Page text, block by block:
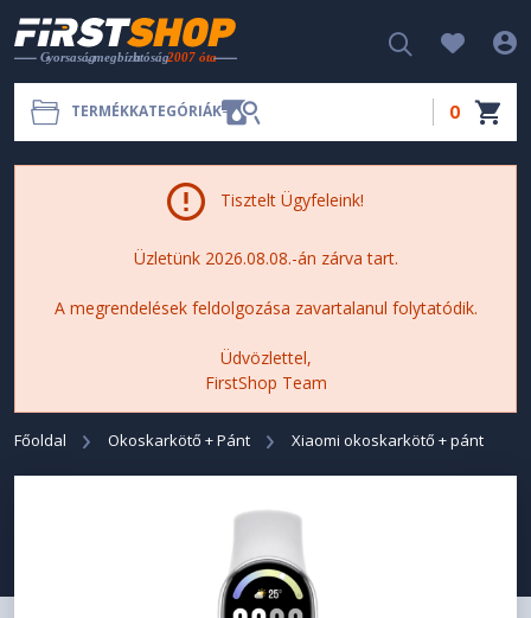
TERMÉKKATEGÓRIÁK 0
Tisztelt Ügyfeleink!
Üzletünk 2026.08.08.-án zárva tart.
A megrendelések feldolgozása zavartalanul folytatódik.
Üdvözlettel,
FirstShop Team
Főoldal Okoskarkötő + Pánt Xiaomi okoskarkötő + pánt